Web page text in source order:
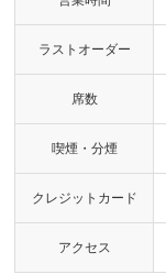
ラストオーダー
席数
喫煙・分煙
クレジットカード
アクセス